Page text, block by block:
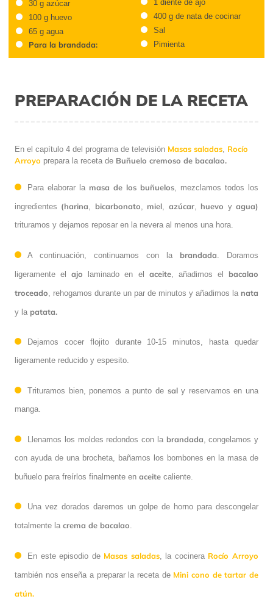
30 g azúcar
100 g huevo
65 g agua
Para la brandada:
1 diente de ajo
400 g de nata de cocinar
Sal
Pimienta
PREPARACIÓN DE LA RECETA
En el capítulo 4 del programa de televisión Masas saladas, Rocío
Arroyo prepara la receta de Buñuelo cremoso de bacalao.
Para elaborar la masa de los buñuelos, mezclamos todos los
ingredientes (harina, bicarbonato, miel, azúcar, huevo yagua)
trituramos y dejamos reposar en la nevera al menos una hora.
A continuación, continuamos con la brandada. Doramos
ligeramente el ajo laminado en el aceite, añadimos el
bacalao
troceado, rehogamos durante un par de minutos y añadimos la nata
y la patata.
Dejamos cocer flojito durante 10-15 minutos, hasta quedar
ligeramente reducido y espesito.
Trituramos bien, ponemos a punto de saly reservamos en una
manga.
Llenamos los moldes redondos con la brandada, congelamos y
con ayuda de una brocheta, bañamos los bombones en la masa de
buñuelo para freírlos finalmente en aceite caliente.
Una vez dorados daremos un golpe de horno para descongelar
totalmente la crema de bacalao.
En este episodio de Masas saladas, la cocinera Rocío Arroyo
también nos enseña a preparar la receta de Mini cono de tartar de
atún.